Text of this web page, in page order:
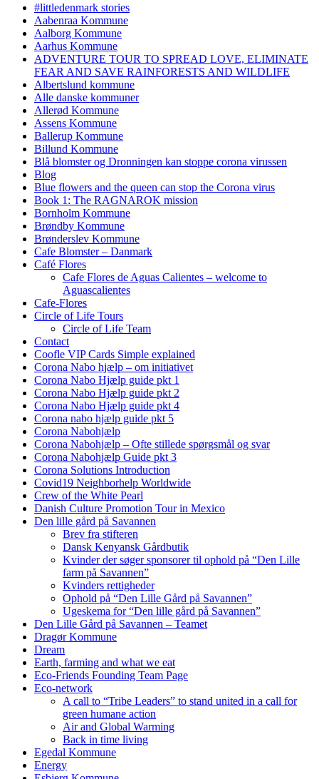
#littledenmark stories
Aabenraa Kommune
Aalborg Kommune
Aarhus Kommune
ADVENTURE TOUR TO SPREAD LOVE, ELIMINATE
FEAR AND SAVE RAINFORESTS AND WILDLIFE
Albertslund kommune
Alle danske kommuner
Allerød Kommune
Assens Kommune
Ballerup Kommune
Billund Kommune
Blå blomster og Dronningen kan stoppe corona virussen
Blog
Blue flowers and the queen can stop the Corona virus
Book 1: The RAGNAROK mission
Bornholm Kommune
Brøndby Kommune
Brønderslev Kommune
Cafe Blomster – Danmark
Café Flores
Cafe Flores de Aguas Calientes – welcome to
Aguascalientes
Cafe-Flores
Circle of Life Tours
Circle of Life Team
Contact
Coofle VIP Cards Simple explained
Corona Nabo hjælp – om initiativet
Corona Nabo Hjælp guide pkt 1
Corona Nabo Hjælp guide pkt 2
Corona Nabo Hjælp guide pkt 4
Corona nabo hjælp guide pkt 5
Corona Nabohjælp
Corona Nabohjælp – Ofte stillede spørgsmål og svar
Corona Nabohjælp Guide pkt 3
Corona Solutions Introduction
Covid19 Neighborhelp Worldwide
Crew of the White Pearl
Danish Culture Promotion Tour in Mexico
Den lille gård på Savannen
Brev fra stifteren
Dansk Kenyansk Gårdbutik
Kvinder der søger sponsorer til ophold på “Den Lille
farm på Savannen”
Kvinders rettigheder
Ophold på “Den Lille Gård på Savannen”
Ugeskema for “Den lille gård på Savannen”
Den Lille Gård på Savannen – Teamet
Dragør Kommune
Dream
Earth, farming and what we eat
Eco-Friends Founding Team Page
Eco-network
A call to “Tribe Leaders” to stand united in a call for
green humane action
Air and Global Warming
Back in time living
Egedal Kommune
Energy